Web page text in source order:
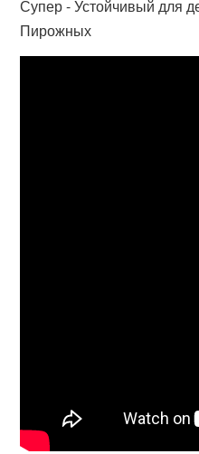
Супер - Устойчивый для
Пирожных